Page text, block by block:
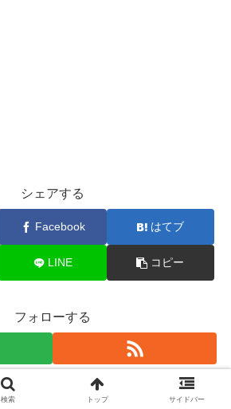
シェアする
Facebook はてブ
LINE コピー
フォローする
検索 トップ サイドバー